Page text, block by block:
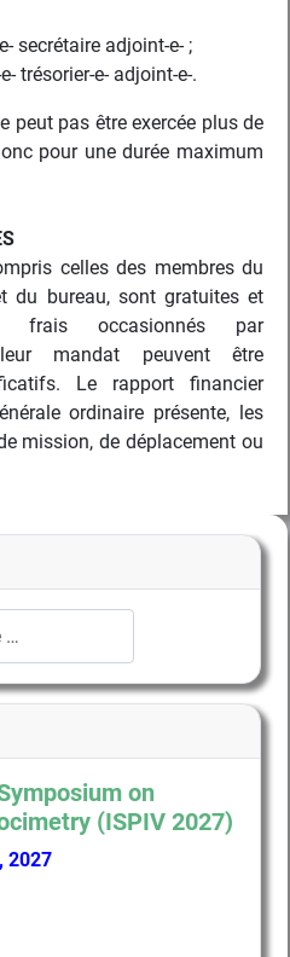
secrétaire adjoint-e- ;
trésorier-e- adjoint-e-.
peut pas être exercée plus de
pour une durée maximum
celles des membres du
du bureau, sont gratuites et
frais occasionnés par
mandat peuvent être
Le rapport financier
ordinaire présente, les
mission, de déplacement ou
on
(ISPIV 2027)
2027